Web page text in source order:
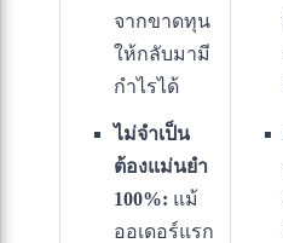
จากขาดทุน
ให้กลับมามี
กำไรได้
ไม่จำเป็น
ต้องแม่นยำ
100%: แม้
ออเดอร์แรก